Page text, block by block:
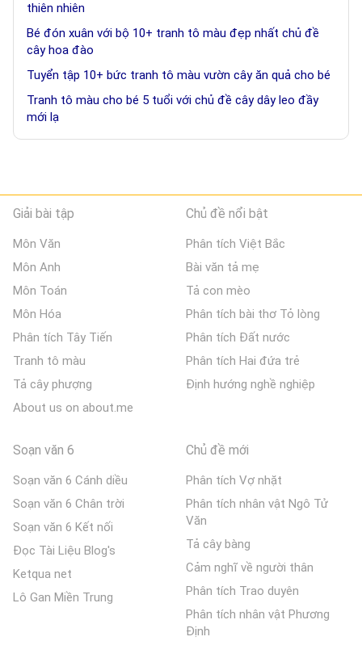
thiên nhiên
Bé đón xuân với bộ 10+ tranh tô màu đẹp nhất chủ đề
cây hoa đào
Tuyển tập 10+ bức tranh tô màu vườn cây ăn quả cho bé
Tranh tô màu cho bé 5 tuổi với chủ đề cây dây leo đầy
mới lạ
Giải bài tập
Môn Văn
Môn Anh
Môn Toán
Môn Hóa
Phân tích Tây Tiến
Tranh tô màu
Tả cây phượng
About us on about.me
Chủ đề nổi bật
Phân tích Việt Bắc
Bài văn tả mẹ
Tả con mèo
Phân tích bài thơ Tỏ lòng
Phân tích Đất nước
Phân tích Hai đứa trẻ
Định hướng nghề nghiệp
Soạn văn 6
Soạn văn 6 Cánh diều
Soạn văn 6 Chân trời
Soạn văn 6 Kết nối
Đọc Tài Liệu Blog's
Ketqua net
Lô Gan Miền Trung
Chủ đề mới
Phân tích Vợ nhặt
Phân tích nhân vật Ngô Tử
Văn
Tả cây bàng
Cảm nghĩ về người thân
Phân tích Trao duyên
Phân tích nhân vật Phương
Định